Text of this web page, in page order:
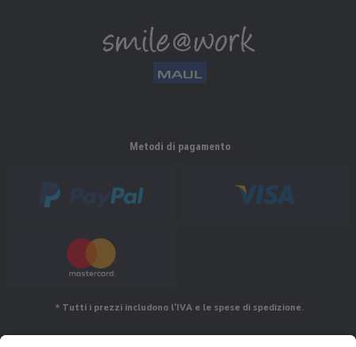
Metodi di pagamento
* Tutti i prezzi includono l'IVA e le spese di spedizione.